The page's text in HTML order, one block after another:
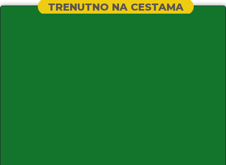
TRENUTNO NA CESTAMA